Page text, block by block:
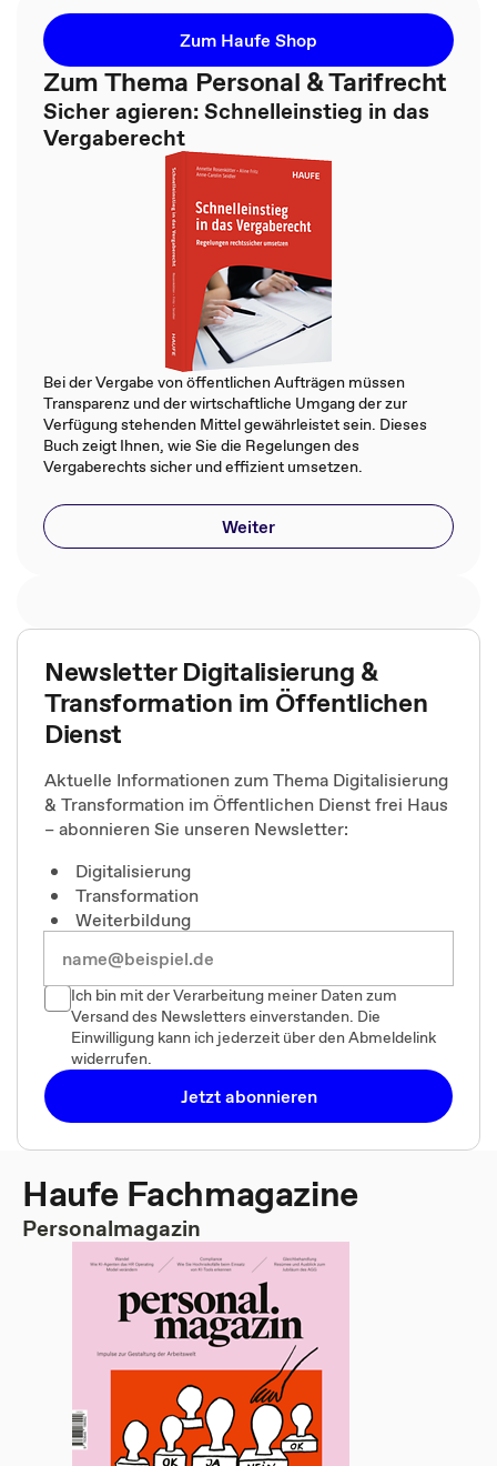
Zum Haufe Shop
Zum Thema Personal & Tarifrecht
Sicher agieren: Schnelleinstieg in das
Vergaberecht
Bei der Vergabe von öffentlichen Aufträgen müssen
Transparenz und der wirtschaftliche Umgang der zur
Verfügung stehenden Mittel gewährleistet sein. Dieses
Buch zeigt Ihnen, wie Sie die Regelungen des
Vergaberechts sicher und effizient umsetzen.
Weiter
Newsletter Digitalisierung &
Transformation im Öffentlichen
Dienst
Aktuelle Informationen zum Thema Digitalisierung
& Transformation im Öffentlichen Dienst frei Haus
– abonnieren Sie unseren Newsletter:
Digitalisierung
Transformation
Weiterbildung
Ich bin mit der Verarbeitung meiner Daten zum
Versand des Newsletters einverstanden. Die
Einwilligung kann ich jederzeit über den Abmeldelink
widerrufen.
Jetzt abonnieren
Haufe Fachmagazine
Personalmagazin